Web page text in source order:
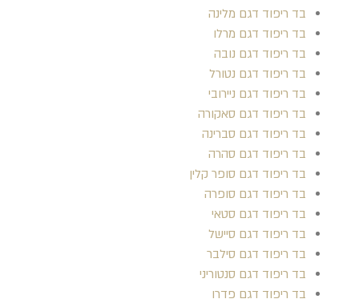
בד ריפוד דגם מלינה
בד ריפוד דגם מרלו
בד ריפוד דגם נובה
בד ריפוד דגם נטורל
בד ריפוד דגם ניירובי
בד ריפוד דגם סאקורה
בד ריפוד דגם סברינה
בד ריפוד דגם סהרה
בד ריפוד דגם סופר קלין
בד ריפוד דגם סופרה
בד ריפוד דגם סטאי
בד ריפוד דגם סיישל
בד ריפוד דגם סילבר
בד ריפוד דגם סנטוריני
בד ריפוד דגם פדרו